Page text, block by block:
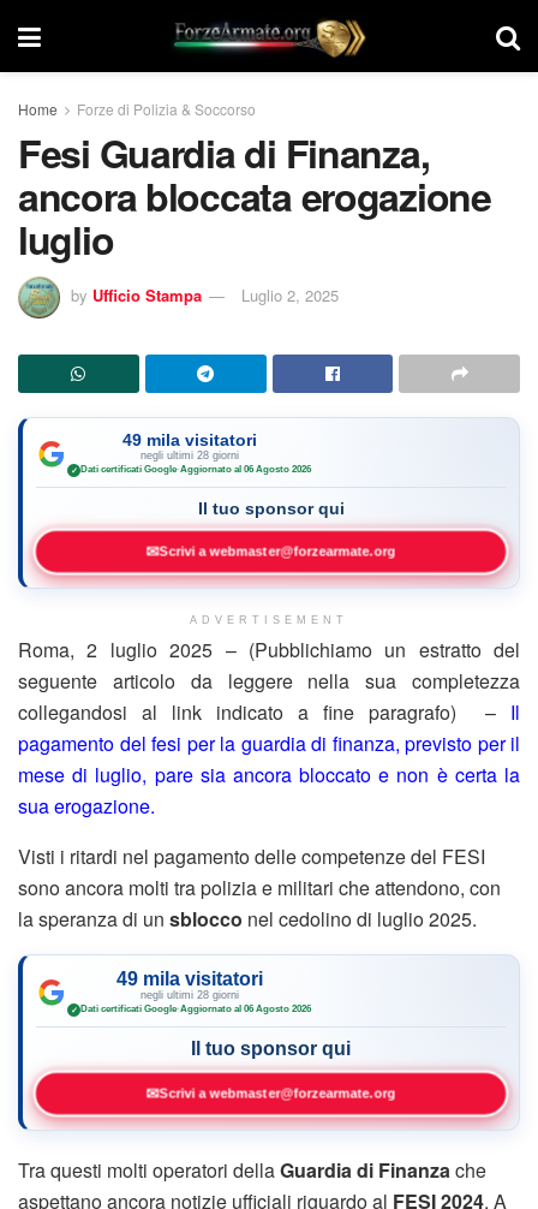
Home Forze di Polizia & Soccorso
Fesi Guardia di Finanza,
ancora bloccata erogazione
luglio
by Ufficio Stampa Luglio 2, 2025
49 mila visitatori
negli ultimi 28 giorni
✓ Dati certificati Google·Aggiornato al 06 Agosto 2026
Il tuo sponsor qui
✉Scrivi a webmaster@forzearmate.org
ADVERTISEMENT
Roma, 2 luglio 2025 – (Pubblichiamo un estratto del
seguente articolo da leggere nella sua completezza
collegandosi al link indicato a fine paragrafo) – Il
pagamento del fesi per la guardia di finanza, previsto per il
mese di luglio, pare sia ancora bloccato e non è certa la
sua erogazione.
Visti i ritardi nel pagamento delle competenze del FESI
sono ancora molti tra polizia e militari che attendono, con
la speranza di un sblocco nel cedolino di luglio 2025.
49 mila visitatori
negli ultimi 28 giorni
✓ Dati certificati Google·Aggiornato al 06 Agosto 2026
Il tuo sponsor qui
✉Scrivi a webmaster@forzearmate.org
Tra questi molti operatori dellaGuardia di Finanzache
aspettano ancora notizie ufficiali riguardo al FESI 2024. A